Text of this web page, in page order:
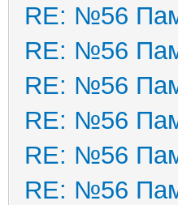
RE: №56
RE: №56
RE: №56
RE: №56
RE: №56
RE: №56